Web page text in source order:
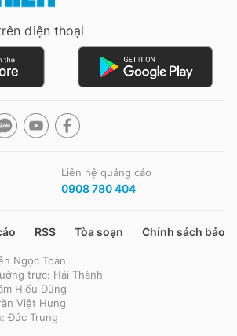
điện thoại
Liên hệ quảng cáo
0908 780 404
RSS Tòa soạn Chính sách bảo
Ngọc Toàn
trực: Hải Thành
Hiếu Dũng
Việt Hưng
Đức Trung